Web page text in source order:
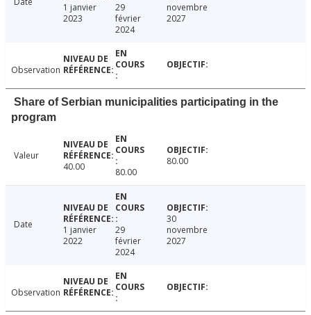
1 janvier
2023
29
février
2024
novembre
2027
Observation
Share of Serbian municipalities participating in the
program
Valeur
40.00
80.00
80.00
Date
1 janvier
2022
29
février
2024
30
novembre
2027
Observation